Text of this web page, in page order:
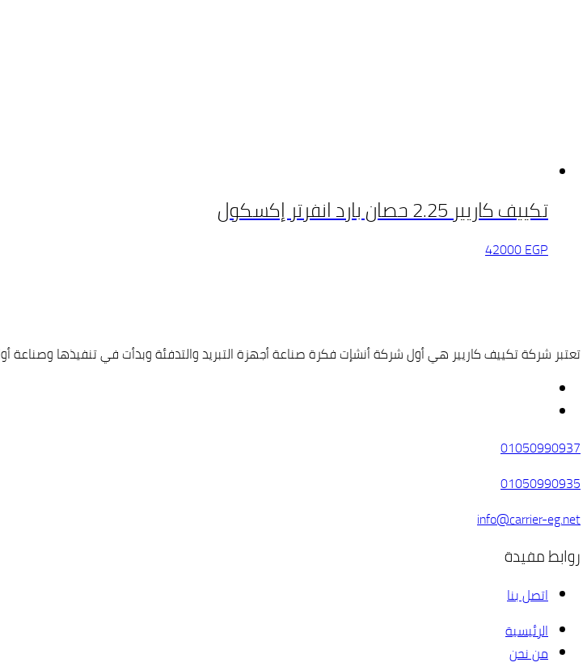
تكييف كاريير 2.25 حصان بارد انفرتر إكسكول
42000EGP
تعتبر شركة تكييف كاريير هي أول شركة أنشإت فكرة صناعة أجهزة التبريد والتدفئة وبدأت في تنفيذها وصناعة
01050990937
01050990935
info@carrier-eg.net
روابط مفيدة
اتصل بنا
الرئيسية
من نحن